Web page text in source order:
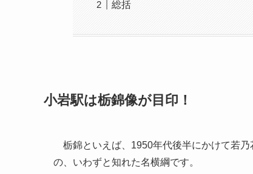
総括
小岩駅は栃錦像が目印！
栃錦といえば、1950年代後半にかけて若乃
の、いわずと知れた名横綱です。